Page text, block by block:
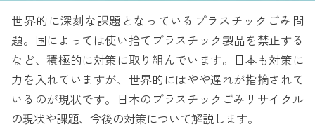
世界的に深刻な課題となっているプラスチックごみ問
題。国によっては使い捨てプラスチック製品を禁止する
など、積極的に対策に取り組んでいます。日本も対策に
力を入れていますが、世界的にはやや遅れが指摘されて
いるのが現状です。日本のプラスチックごみリサイクル
の現状や課題、今後の対策について解説します。